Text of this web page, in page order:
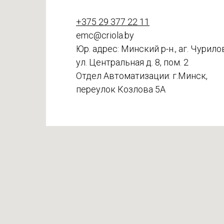
+375 29 377 22 11
emc@criola.by
Юр. адрес: Минский р-н., аг.
ул. Центральная д. 8, пом. 2
Отдел Автоматизации: г.Минск,
переулок Козлова 5А